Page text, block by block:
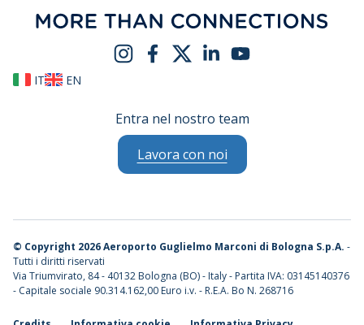
IT EN
Entra nel nostro team
Lavora con noi
© Copyright 2026 Aeroporto Guglielmo Marconi di Bologna S.p.A. -
Tutti i diritti riservati
Via Triumvirato, 84 - 40132 Bologna (BO) - Italy - Partita IVA: 03145140376
- Capitale sociale 90.314.162,00 Euro i.v. - R.E.A. Bo N. 268716